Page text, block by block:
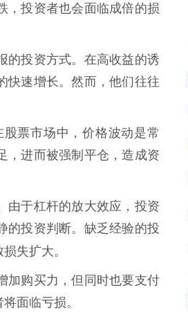
，投资者也会面临成倍的损
的投资方式。在高收益的诱
快速增长。然而，他们往往
票市场中，价格波动是常
，进而被强制平仓，造成资
由于杠杆的放大效应，投资
的投资判断。缺乏经验的投
失扩大。
加购买力，但同时也要支付
面临亏损。